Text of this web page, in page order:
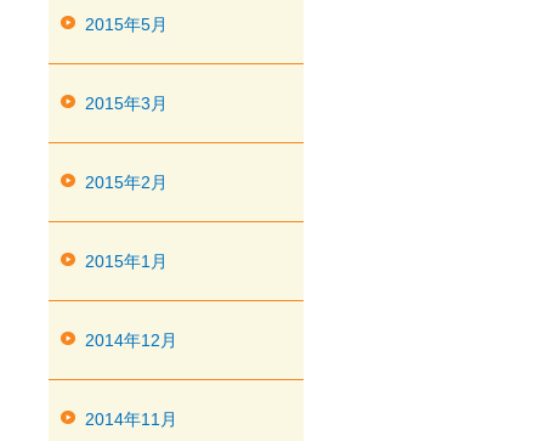
2015年5月
2015年3月
2015年2月
2015年1月
2014年12月
2014年11月